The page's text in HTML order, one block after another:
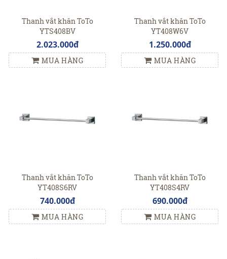
Thanh vắt khăn ToTo
YTS408BV
2.023.000đ
MUA HÀNG
Thanh vắt khăn ToTo
YT408W6V
1.250.000đ
MUA HÀNG
Thanh vắt khăn ToTo
YT408S6RV
740.000đ
MUA HÀNG
Thanh vắt khăn ToTo
YT408S4RV
690.000đ
MUA HÀNG